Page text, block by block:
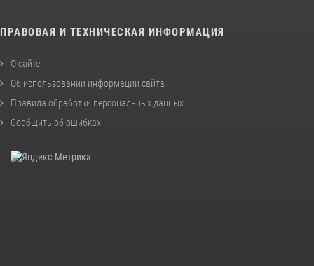
ПРАВОВАЯ И ТЕХНИЧЕСКАЯ ИНФОРМАЦИЯ
О сайте
Об использовании информации сайта
Правила обработки персональных данных
Сообщить об ошибках